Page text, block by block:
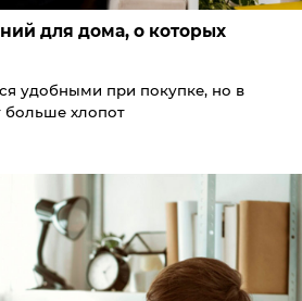
для дома, о которых
удобными при покупке, но в
больше хлопот